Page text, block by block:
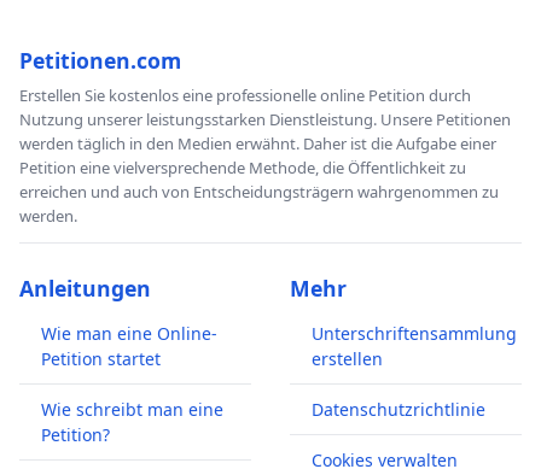
Petitionen.com
Erstellen Sie kostenlos eine professionelle online Petition durch
Nutzung unserer leistungsstarken Dienstleistung. Unsere Petitionen
werden täglich in den Medien erwähnt. Daher ist die Aufgabe einer
Petition eine vielversprechende Methode, die Öffentlichkeit zu
erreichen und auch von Entscheidungsträgern wahrgenommen zu
werden.
Anleitungen
Wie man eine Online-
Petition startet
Wie schreibt man eine
Petition?
Mehr
Unterschriftensammlung
erstellen
Datenschutzrichtlinie
Cookies verwalten